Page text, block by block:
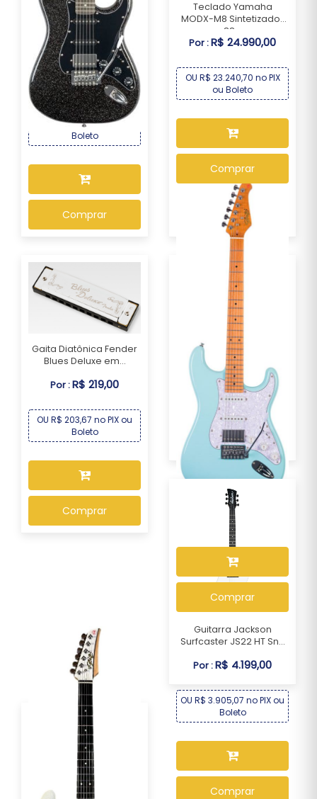
Guitarra Seizi Katana
Musashi HSS Midn...
Por :R$ 1.339,00
OU R$ 1.245,27 no PIX ou
Boleto
Comprar
Teclado Yamaha
MODX-M8 Sintetizador
88...
Por :R$ 24.990,00
OU R$ 23.240,70 no PIX
ou Boleto
Comprar
Gaita Diatônica Fender
Blues Deluxe em...
Por :R$ 219,00
OU R$ 203,67 no PIX ou
Boleto
Comprar
Guitarra Seizi Fun
Vintage Budokan HSS...
R$ 1.499,00
OU R$ 1.394,07 no PIX ou
Boleto
Comprar
Guitarra Jackson
Surfcaster JS22 HT Sn...
Por :R$ 4.199,00
OU R$ 3.905,07 no PIX ou
Boleto
Comprar